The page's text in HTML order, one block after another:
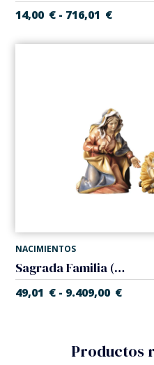
14,00 € - 716,01 €
NACIMIENTOS
Sagrada Familia (Belen Casales)
49,01 € - 9.409,00 €
Productos